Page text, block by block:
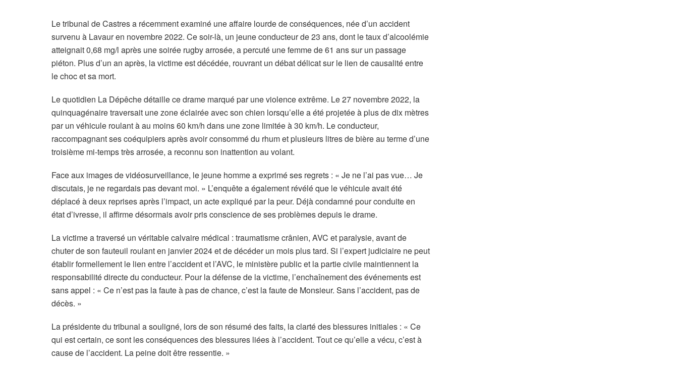
Le tribunal de Castres a récemment examiné une affaire lourde de conséquences, née d’un accident
survenu à Lavaur en novembre 2022. Ce soir-là, un jeune conducteur de 23 ans, dont le taux d’alcoolémie
atteignait 0,68 mg/l après une soirée rugby arrosée, a percuté une femme de 61 ans sur un passage
piéton. Plus d’un an après, la victime est décédée, rouvrant un débat délicat sur le lien de causalité entre
le choc et sa mort.
Le quotidien La Dépêche détaille ce drame marqué par une violence extrême. Le 27 novembre 2022, la
quinquagénaire traversait une zone éclairée avec son chien lorsqu’elle a été projetée à plus de dix mètres
par un véhicule roulant à au moins 60 km/h dans une zone limitée à 30 km/h. Le conducteur,
raccompagnant ses coéquipiers après avoir consommé du rhum et plusieurs litres de bière au terme d’une
troisième mi-temps très arrosée, a reconnu son inattention au volant.
Face aux images de vidéosurveillance, le jeune homme a exprimé ses regrets : « Je ne l’ai pas vue… Je
discutais, je ne regardais pas devant moi. » L’enquête a également révélé que le véhicule avait été
déplacé à deux reprises après l’impact, un acte expliqué par la peur. Déjà condamné pour conduite en
état d’ivresse, il affirme désormais avoir pris conscience de ses problèmes depuis le drame.
La victime a traversé un véritable calvaire médical : traumatisme crânien, AVC et paralysie, avant de
chuter de son fauteuil roulant en janvier 2024 et de décéder un mois plus tard. Si l’expert judiciaire ne peut
établir formellement le lien entre l’accident et l’AVC, le ministère public et la partie civile maintiennent la
responsabilité directe du conducteur. Pour la défense de la victime, l’enchaînement des événements est
sans appel : « Ce n’est pas la faute à pas de chance, c’est la faute de Monsieur. Sans l’accident, pas de
décès. »
La présidente du tribunal a souligné, lors de son résumé des faits, la clarté des blessures initiales : « Ce
qui est certain, ce sont les conséquences des blessures liées à l’accident. Tout ce qu’elle a vécu, c’est à
cause de l’accident. La peine doit être ressentie. »